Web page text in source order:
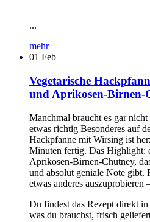
...
mehr
01 Feb
Vegetarische
und Aprikosen-Birnen-
Manchmal braucht es gar
etwas richtig Besonderes auf
Hackpfanne mit Wirsing ist
Minuten fertig. Das Highlight:
Aprikosen-Birnen-Chutney,
und absolut geniale Note gibt.
etwas anderes auszuprobieren
Du findest das Rezept direkt
was du brauchst, frisch